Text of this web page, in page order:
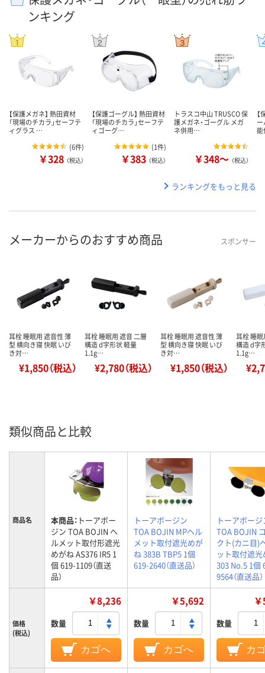
ンキング
【保護メガネ】 熱田資材
「現場のチカラ」セーフテ
ィグラス …
(6件)
￥328 （税込）
【保護ゴーグル】 熱田資材
「現場のチカラ」セーフテ
ィゴーグ…
(1件)
￥383 （税込）
トラスコ中山 TRUSCO 保
護メガネ・ゴーグル メガ
ネ併用…
￥348～ （税込）
ランキングをもっと見る
メーカーからのおすすめ商品 スポンサー
耳栓 睡眠用 遮音性 薄
型 横向き寝 快眠 いび
き対…
¥1,850（税込）
耳栓 睡眠用 遮音 二層
構造 d字形状 軽量
1.1g…
¥2,780（税込）
耳栓 睡眠用 遮音性 薄
型 横向き寝 快眠 いび
き対…
¥1,850（税込）
耳栓 睡
構造 d字
1.1g…
類似商品と比較
商品名 本商品： トーアボー
ジン TOA BOJIN ヘ
ルメット取付形遮光
めがね AS376 IR5 1
個 619-1109（直送
品）
トーアボージン
TOA BOJIN MPヘル
メット取付遮光めが
ね 383B TBP5 1個
619-2640（直送品）
トーアボージ
TOA BOJIN
クト(カニ目)
ット取付遮
303 No.5 1個
9564（直送品）
価格
(税込)
￥8,236
数量
カゴへ
￥5,692
数量
カゴへ
数量
カ